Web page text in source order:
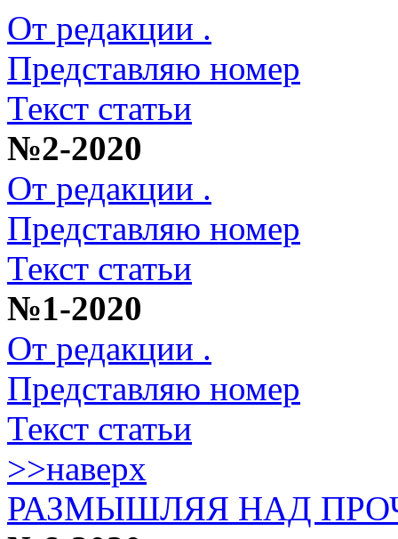
От редакции .
Представляю номер
Текст статьи
№2-2020
От редакции .
Представляю номер
Текст статьи
№1-2020
От редакции .
Представляю номер
Текст статьи
>>наверх
РАЗМЫШЛЯЯ НАД